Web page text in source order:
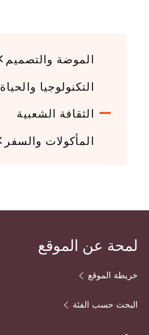
الموضة والتصميم
التكنولوجيا والحياة
الثقافة الشعبية
المأكولات والسفر
لمحة عن الموقع
خريطة الموقع
البحث حسب الفئة